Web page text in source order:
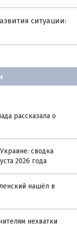
ситуации:
рассказала о
сводка
2026 года
нашёл в
нехватки